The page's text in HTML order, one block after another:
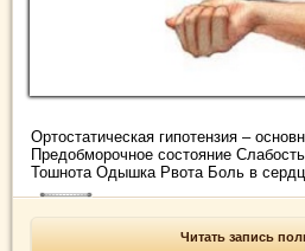
Ортостатическая гипотензия –
Предобморочное состояние
Тошнота Одышка Рвота Боль в
Читать запись